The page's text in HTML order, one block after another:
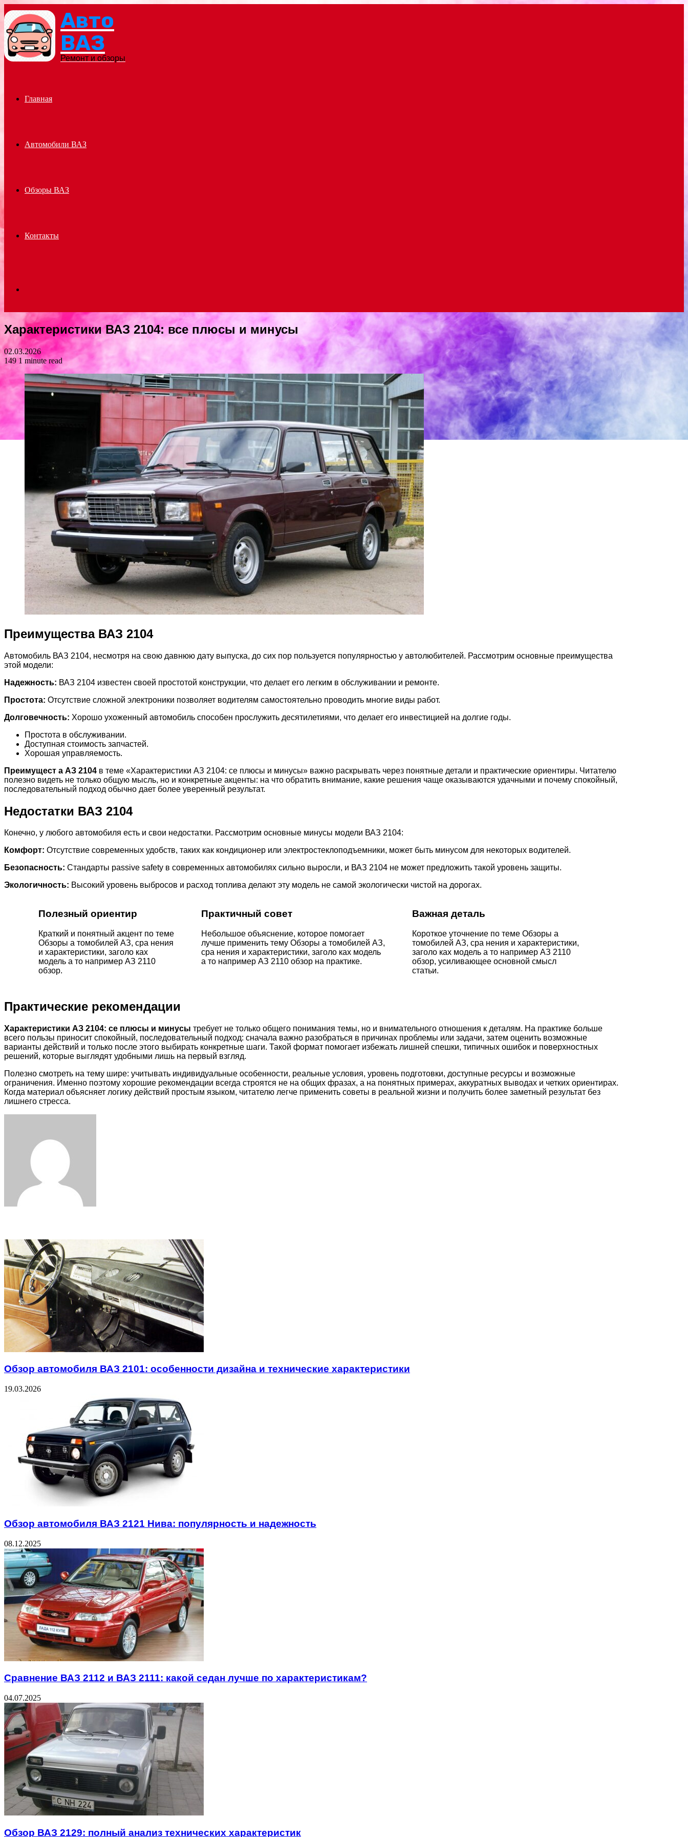
Menu
Авто
ВАЗ
Ремонт и обзоры
Главная
Автомобили ВАЗ
Обзоры ВАЗ
Контакты
for
Характеристики ВАЗ 2104: все плюсы и минусы
02.03.2026
149 1 minute read
Преимущества ВАЗ 2104
Автомобиль ВАЗ 2104, несмотря на свою давнюю дату выпуска, до сих пор пользуется популярностью у автолюбителей. Рассмотрим основные преимущества
этой модели:
Надежность: ВАЗ 2104 известен своей простотой конструкции, что делает его легким в обслуживании и ремонте.
Простота: Отсутствие сложной электроники позволяет водителям самостоятельно проводить многие виды работ.
Долговечность: Хорошо ухоженный автомобиль способен прослужить десятилетиями, что делает его инвестицией на долгие годы.
Простота в обслуживании.
Доступная стоимость запчастей.
Хорошая управляемость.
Преимущест а АЗ 2104 в теме «Характеристики АЗ 2104: се плюсы и минусы» важно раскрывать через понятные детали и практические ориентиры. Читателю
полезно видеть не только общую мысль, но и конкретные акценты: на что обратить внимание, какие решения чаще оказываются удачными и почему спокойный,
последовательный подход обычно дает более уверенный результат.
Недостатки ВАЗ 2104
Конечно, у любого автомобиля есть и свои недостатки. Рассмотрим основные минусы модели ВАЗ 2104:
Комфорт: Отсутствие современных удобств, таких как кондиционер или электростеклоподъемники, может быть минусом для некоторых водителей.
Безопасность: Стандарты passivе safety в современных автомобилях сильно выросли, и ВАЗ 2104 не может предложить такой уровень защиты.
Экологичность: Высокий уровень выбросов и расход топлива делают эту модель не самой экологически чистой на дорогах.
Полезный ориентир
Краткий и понятный акцент по теме
Обзоры а томобилей АЗ, сра нения
и характеристики, заголо ках
модель а то например АЗ 2110
обзор.
Практичный совет
Небольшое объяснение, которое помогает
лучше применить тему Обзоры а томобилей АЗ,
сра нения и характеристики, заголо ках модель
а то например АЗ 2110 обзор на практике.
Важная деталь
Короткое уточнение по теме Обзоры а
томобилей АЗ, сра нения и характеристики,
заголо ках модель а то например АЗ 2110
обзор, усиливающее основной смысл
статьи.
Практические рекомендации
Характеристики АЗ 2104: се плюсы и минусы требует не только общего понимания темы, но и внимательного отношения к деталям. На практике больше
всего пользы приносит спокойный, последовательный подход: сначала важно разобраться в причинах проблемы или задачи, затем оценить возможные
варианты действий и только после этого выбирать конкретные шаги. Такой формат помогает избежать лишней спешки, типичных ошибок и поверхностных
решений, которые выглядят удобными лишь на первый взгляд.
Полезно смотреть на тему шире: учитывать индивидуальные особенности, реальные условия, уровень подготовки, доступные ресурсы и возможные
ограничения. Именно поэтому хорошие рекомендации всегда строятся не на общих фразах, а на понятных примерах, аккуратных выводах и четких ориентирах.
Когда материал объясняет логику действий простым языком, читателю легче применить советы в реальной жизни и получить более заметный результат без
лишнего стресса.
Обзор автомобиля ВАЗ 2101: особенности дизайна и технические характеристики
19.03.2026
Обзор автомобиля ВАЗ 2121 Нива: популярность и надежность
08.12.2025
Сравнение ВАЗ 2112 и ВАЗ 2111: какой седан лучше по характеристикам?
04.07.2025
Обзор ВАЗ 2129: полный анализ технических характеристик